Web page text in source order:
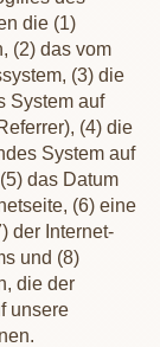
die (1)
(2) das vom
(3) die
System auf
(4) die
System auf
das Datum
(6) eine
der Internet-
und (8)
die der
unsere